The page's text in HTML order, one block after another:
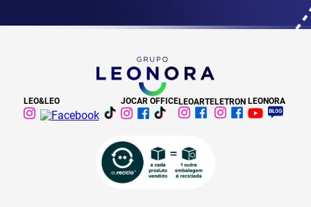
LEO&LEO JOCAR OFFICELEOARTELETRON LEONORA